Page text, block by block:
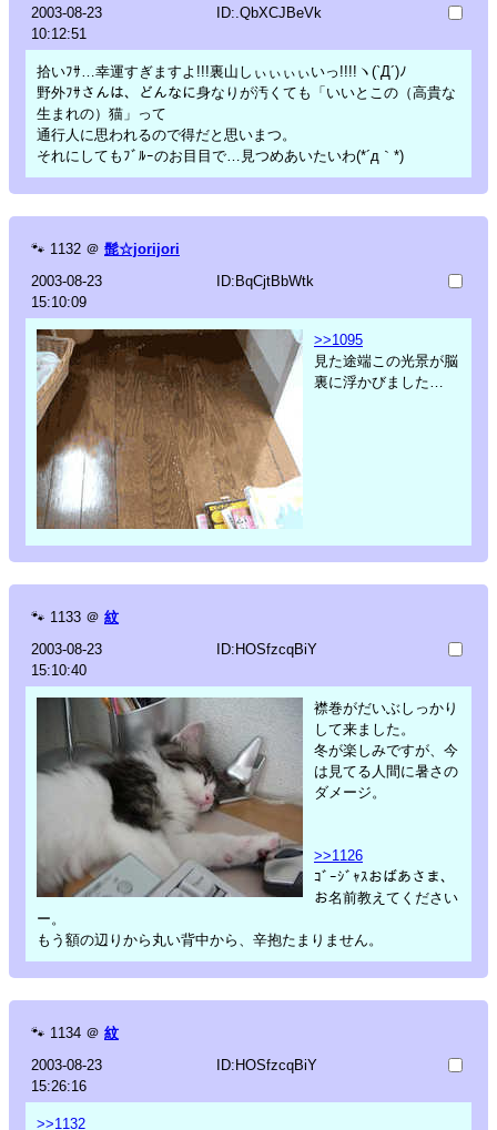
2003-08-23
10:12:51
ID:.QbXCJBeVk
拾いﾌｻ…幸運すぎますよ!!!裏山しぃぃぃぃいっ!!!!ヽ(`Д´)ﾉ
野外ﾌｻさんは、どんなに身なりが汚くても「いいとこの（高貴な
生まれの）猫」って
通行人に思われるので得だと思いまつ。
それにしてもﾌﾞﾙｰのお目目で…見つめあいたいわ(*´д｀*)
🐾 1132 ＠ 髭☆jorijori
2003-08-23
15:10:09
ID:BqCjtBbWtk
>>1095
見た途端この光景が脳
裏に浮かびました…
🐾 1133 ＠ 紋
2003-08-23
15:10:40
ID:HOSfzcqBiY
襟巻がだいぶしっかり
して来ました。
冬が楽しみですが、今
は見てる人間に暑さの
ダメージ。
>>1126
ｺﾞｰｼﾞｬｽおばあさま、
お名前教えてください
ー。
もう額の辺りから丸い背中から、辛抱たまりません。
🐾 1134 ＠ 紋
2003-08-23
15:26:16
ID:HOSfzcqBiY
>>1132